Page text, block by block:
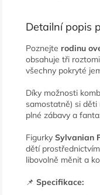
Detailní popis
Poznejte rodinu
obsahuje tři
všechny pokryté
Díky možnosti
samostatně) si
plné zábavy a
Figurky Sylvanian
dětí
libovolně měnit a
📌 Specifikace: